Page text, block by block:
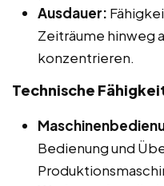
Ausdauer:
Zeiträume hinweg
konzentrieren.
Technische
Bedienung und